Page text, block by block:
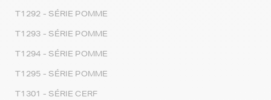
T1292 - SÉRIE POMME
T1293 - SÉRIE POMME
T1294 - SÉRIE POMME
T1295 - SÉRIE POMME
T1301 - SÉRIE CERF